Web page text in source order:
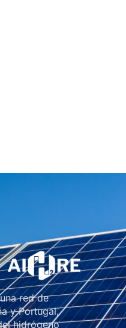
red de
y Portugal,
hidrógeno